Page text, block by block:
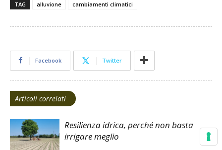
TAG alluvione cambiamenti climatici
Facebook Twitter
Articoli correlati
Resilienza idrica, perché non basta
irrigare meglio